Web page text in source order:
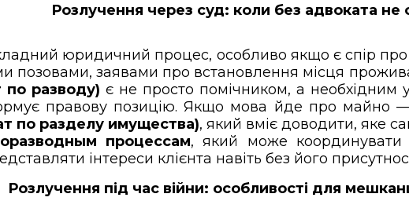
Розлучення через суд: коли без адвоката не
юридичний процес, особливо якщо є спір про
позовами, заявами про встановлення місця
по разводу) є не просто помічником, а необхідним
правову позицію. Якщо мова йде про майно
по разделу имущества), який вміє доводити, яке
процессам, який може координувати
інтереси клієнта навіть без його
Розлучення під час війни: особливості для